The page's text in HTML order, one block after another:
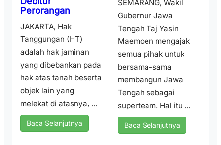
Perorangan
JAKARTA, Hak
Tanggungan (HT)
adalah hak jaminan
yang dibebankan pada
hak atas tanah beserta
objek lain yang
melekat di atasnya, ...
Baca Selanjutnya
SEMARANG, Wakil
Gubernur Jawa
Tengah Taj Yasin
Maemoen mengajak
semua pihak untuk
bersama-sama
membangun Jawa
Tengah sebagai
superteam. Hal itu ...
Baca Selanjutnya